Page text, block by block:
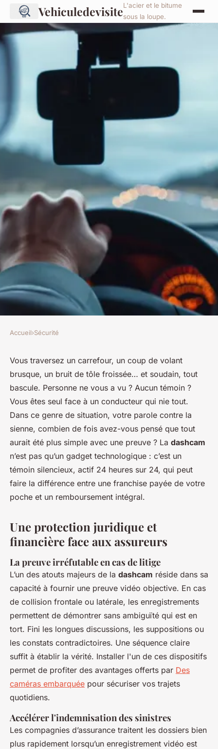
VehiculedevisiteL'acier et le bitume
sous la loupe.
5 avantages de la dashcam
pour renforcer votre sécurité
routière
Angelo•04/06/2026 18:10•10 min de lecture
Accueil›Sécurité
Vous traversez un carrefour, un coup de volant
brusque, un bruit de tôle froissée… et soudain, tout
bascule. Personne ne vous a vu ? Aucun témoin ?
Vous êtes seul face à un conducteur qui nie tout.
Dans ce genre de situation, votre parole contre la
sienne, combien de fois avez-vous pensé que tout
aurait été plus simple avec une preuve ? La dashcam
n’est pas qu’un gadget technologique : c’est un
témoin silencieux, actif 24 heures sur 24, qui peut
faire la différence entre une franchise payée de votre
poche et un remboursement intégral.
Une protection juridique et
financière face aux assureurs
La preuve irréfutable en cas de litige
L’un des atouts majeurs de la dashcam réside dans sa
capacité à fournir une preuve vidéo objective. En cas
de collision frontale ou latérale, les enregistrements
permettent de démontrer sans ambiguïté qui est en
tort. Fini les longues discussions, les suppositions ou
les constats contradictoires. Une séquence claire
suffit à établir la vérité. Installer l'un de ces dispositifs
permet de profiter des avantages offerts par Des
caméras embarquée pour sécuriser vos trajets
quotidiens.
Accélérer l'indemnisation des sinistres
Les compagnies d’assurance traitent les dossiers bien
plus rapidement lorsqu’un enregistrement vidéo est